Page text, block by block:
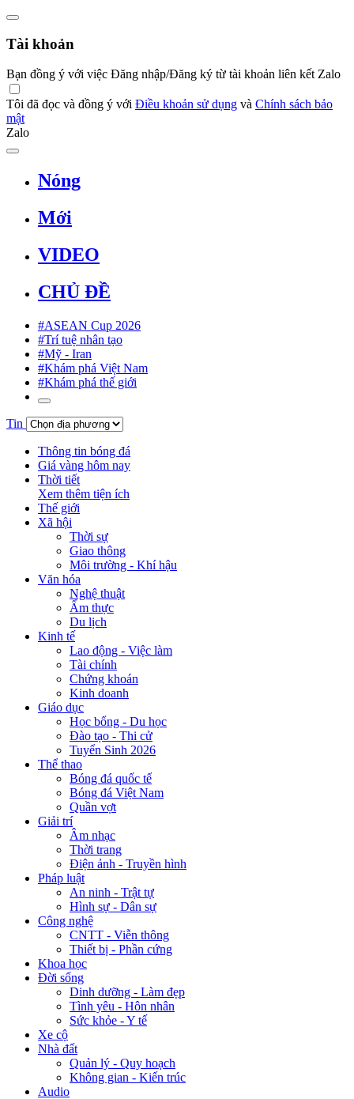
Tài khoản
Bạn đồng ý với việc Đăng nhập/Đăng ký từ tài khoản liên kết Zalo
Tôi đã đọc và đồng ý với Điều khoản sử dụng và Chính sách bảo
mật
Zalo
Nóng
Mới
VIDEO
CHỦ ĐỀ
#ASEAN Cup 2026
#Trí tuệ nhân tạo
#Mỹ - Iran
#Khám phá Việt Nam
#Khám phá thế giới
Tin
Thông tin bóng đá
Giá vàng hôm nay
Thời tiết
Xem thêm tiện ích
Thế giới
Xã hội
Thời sự
Giao thông
Môi trường - Khí hậu
Văn hóa
Nghệ thuật
Ẩm thực
Du lịch
Kinh tế
Lao động - Việc làm
Tài chính
Chứng khoán
Kinh doanh
Giáo dục
Học bổng - Du học
Đào tạo - Thi cử
Tuyển Sinh 2026
Thể thao
Bóng đá quốc tế
Bóng đá Việt Nam
Quần vợt
Giải trí
Âm nhạc
Thời trang
Điện ảnh - Truyền hình
Pháp luật
An ninh - Trật tự
Hình sự - Dân sự
Công nghệ
CNTT - Viễn thông
Thiết bị - Phần cứng
Khoa học
Đời sống
Dinh dưỡng - Làm đẹp
Tình yêu - Hôn nhân
Sức khỏe - Y tế
Xe cộ
Nhà đất
Quản lý - Quy hoạch
Không gian - Kiến trúc
Audio